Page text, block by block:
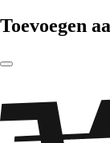
Toevoegen